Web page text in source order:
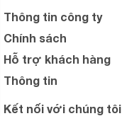
Thông tin công ty
Chính sách
Hỗ trợ khách hàng
Thông tin
Kết nối với chúng tôi